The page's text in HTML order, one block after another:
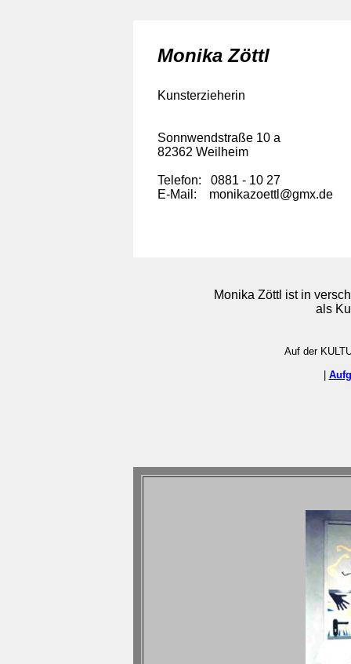
Monika Zöttl
Kunsterzieherin
Sonnwendstraße 10 a
82362 Weilheim
Telefon: 0881 - 10 27
E-Mail: monikazoettl@gmx.de
Monika Zöttl ist in
als
Auf der